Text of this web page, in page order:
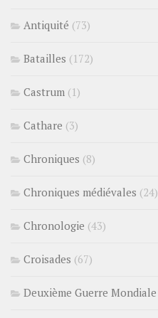
Antiquité (73)
Batailles (172)
Castrum (1)
Cathare (3)
Chroniques (8)
Chroniques médiévales (24)
Chronologie (43)
Croisades (67)
Deuxième Guerre Mondiale